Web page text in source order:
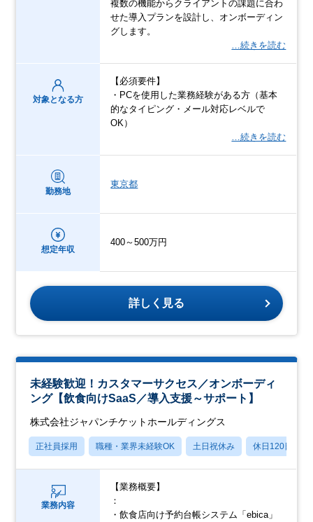
複数の機能からクライアントの課題に合わ
せた導入プランを設計し、オンボーディン
グします。
…続きを読む
対象となる方
【必須要件】
・PCを使用した業務経験がある方（基本
的なタイピング・メール対応レベルで
OK）
…続きを読む
勤務地
東京都
想定年収
400～500万円
詳しく見る
未経験歓迎！カスタマーサクセス／オンボーディ
ング【飲食向けSaaS／導入支援～サポート】
株式会社ジャパンチケットホールディングス
正社員採用 職種・業界未経験OK 土日祝休み 休日120日以上
業務内容
【業務概要】
：
・飲食店向け予約台帳システム「ebica」